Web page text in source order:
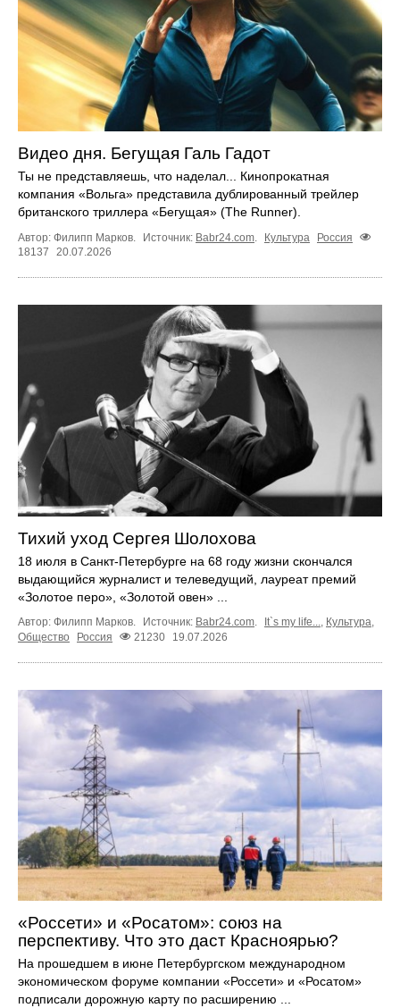
Видео дня. Бегущая Галь Гадот
Ты не представляешь, что наделал... Кинопрокатная
компания «Вольга» представила дублированный трейлер
британского триллера «Бегущая» (The Runner).
Автор: Филипп Марков. Источник: Babr24.com. Культура
Россия
18137
20.07.2026
Тихий уход Сергея Шолохова
18 июля в Санкт-Петербурге на 68 году жизни скончался
выдающийся журналист и телеведущий, лауреат премий
«Золотое перо», «Золотой овен» ...
Автор: Филипп Марков. Источник: Babr24.com It`s my life... Культура
Общество
Россия 21230 19.07.2026
«Россети» и «Росатом»: союз на
перспективу. Что это даст Красноярью?
На прошедшем в июне Петербургском международном
экономическом форуме компании «Россети» и «Росатом»
подписали дорожную карту по расширению ...